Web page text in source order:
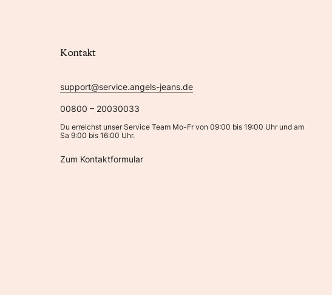
Kontakt
support@service.angels-jeans.de
00800 – 20030033
Du erreichst unser Service Team Mo-Fr von 09:00 bis 19:00 Uhr und am
Sa 9:00 bis 16:00 Uhr.
Zum Kontaktformular